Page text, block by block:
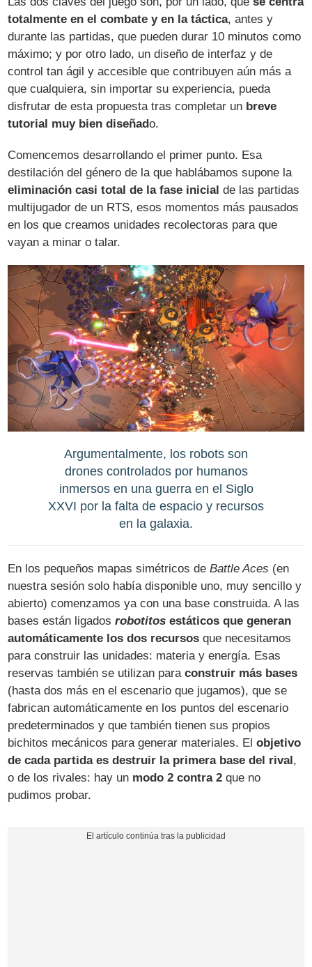
totalmente en el combate y en la táctica, antes y
durante las partidas, que pueden durar 10 minutos como
máximo; y por otro lado, un diseño de interfaz y de
control tan ágil y accesible que contribuyen aún más a
que cualquiera, sin importar su experiencia, pueda
disfrutar de esta propuesta tras completar un breve
tutorial muy bien diseñado.
Comencemos desarrollando el primer punto. Esa
destilación del género de la que hablábamos supone la
eliminación casi total de la fase inicial de las partidas
multijugador de un RTS, esos momentos más pausados
en los que creamos unidades recolectoras para que
vayan a minar o talar.
Argumentalmente, los robots son
drones controlados por humanos
inmersos en una guerra en el Siglo
XXVI por la falta de espacio y recursos
en la galaxia.
En los pequeños mapas simétricos deBattle Aces (en
nuestra sesión solo había disponible uno, muy sencillo y
abierto) comenzamos ya con una base construida. A las
bases están ligadosrobotitos estáticos que generan
automáticamente los dos recursos que necesitamos
para construir las unidades: materia y energía. Esas
reservas también se utilizan paraconstruir más bases
(hasta dos más en el escenario que jugamos), que se
fabrican automáticamente en los puntos del escenario
predeterminados y que también tienen sus propios
bichitos mecánicos para generar materiales. Elobjetivo
de cada partida es destruir la primera base del rival,
o de los rivales: hay un modo 2 contra 2 que no
pudimos probar.